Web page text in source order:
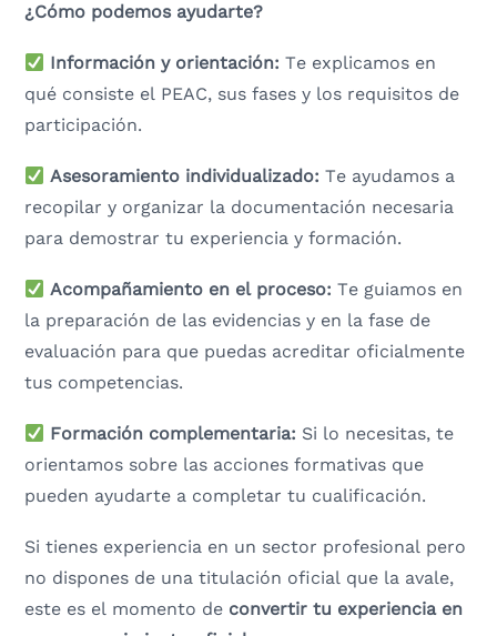
¿Cómo podemos ayudarte?
Información y orientación: Te explicamos en
qué consiste el PEAC, sus fases y los requisitos de
participación.
Asesoramiento individualizado: Te ayudamos a
recopilar y organizar la documentación necesaria
para demostrar tu experiencia y formación.
Acompañamiento en el proceso: Te guiamos en
la preparación de las evidencias y en la fase de
evaluación para que puedas acreditar oficialmente
tus competencias.
Formación complementaria: Si lo necesitas, te
orientamos sobre las acciones formativas que
pueden ayudarte a completar tu cualificación.
Si tienes experiencia en un sector profesional pero
no dispones de una titulación oficial que la avale,
este es el momento de convertir tu experiencia en